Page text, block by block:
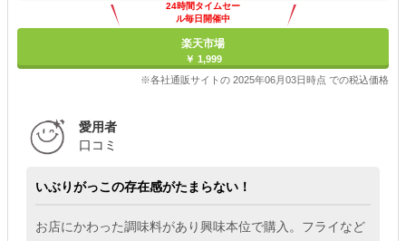
24時間タイムセー
ル毎日開催中
楽天市場
￥ 1,999
※各社通販サイトの 2025年06月03日時点 での税込価格
愛用者
口コミ
いぶりがっこの存在感がたまらない！
お店にかわった調味料があり興味本位で購入。フライなど